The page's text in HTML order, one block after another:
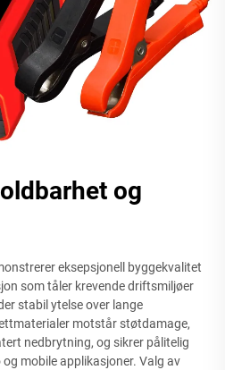
og
eksepsjonell byggekvalitet
som tåler krevende driftsmiljøer
stabil ytelse over lange
motstår støtdamage,
nedbrytning, og sikrer pålitelig
mobile applikasjoner. Valg av